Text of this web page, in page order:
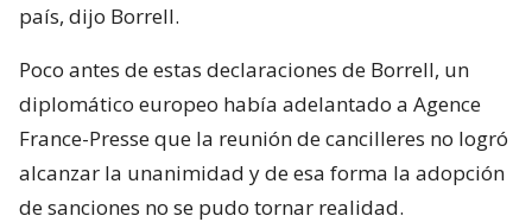
país, dijo Borrell.
Poco antes de estas declaraciones de Borrell, un
diplomático europeo había adelantado a Agence
France-Presse que la reunión de cancilleres no logró
alcanzar la unanimidad y de esa forma la adopción
de sanciones no se pudo tornar realidad.